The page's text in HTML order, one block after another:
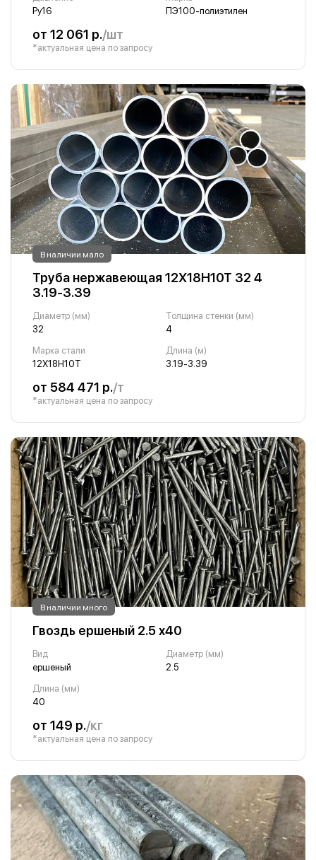
Ру16
ПЭ100-полиэтилен
от 12 061 р./шт
*актуальная цена по запросу
В наличии мало
Труба нержавеющая 12Х18Н10Т 32 4
3.19-3.39
Диаметр (мм)
32
Толщина стенки (мм)
4
Марка стали
12Х18Н10Т
Длина (м)
3.19-3.39
от 584 471 р./т
*актуальная цена по запросу
В наличии много
Гвоздь ершеный 2.5 х40
Вид
ершеный
Диаметр (мм)
2.5
Длина (мм)
40
от 149 р./кг
*актуальная цена по запросу